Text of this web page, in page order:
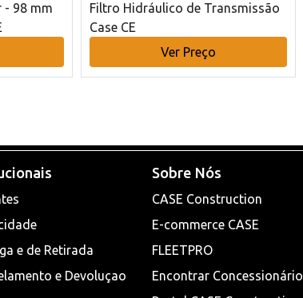
98 mm
Filtro Hidráulico de Transmissão
Case CE
Ver Preço
e de Retirada
e Devoluçao
Sobre Nós
CASE Construction
E-commerce CASE
FLEETPRO
Encontrar Concessionário